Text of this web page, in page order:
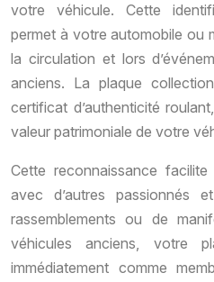
votre véhicule. Cette
permet à votre automobile ou
la circulation et lors
anciens. La plaque
certificat d’authenticité
valeur patrimoniale de votre
Cette reconnaissance
avec d’autres passionnés
rassemblements ou de
véhicules anciens, votre
immédiatement comme